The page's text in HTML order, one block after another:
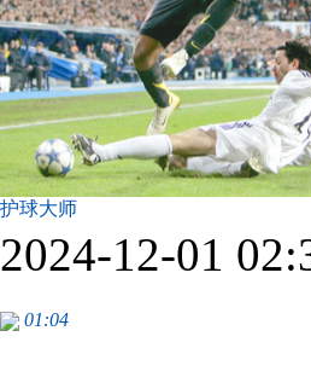
护球大师
2024-12-01
01:04